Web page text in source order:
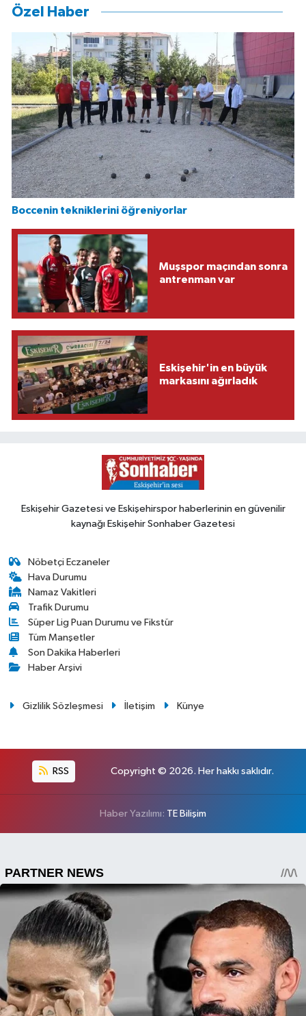
Özel Haber
Boccenin tekniklerini öğreniyorlar
Muşspor maçından sonra
antrenman var
Eskişehir'in en büyük
markasını ağırladık
Eskişehir Gazetesi ve Eskişehirspor haberlerinin en güvenilir
kaynağı Eskişehir Sonhaber Gazetesi
Nöbetçi Eczaneler
Hava Durumu
Namaz Vakitleri
Trafik Durumu
Süper Lig Puan Durumu ve Fikstür
Tüm Manşetler
Son Dakika Haberleri
Haber Arşivi
Gizlilik Sözleşmesi İletişim Künye
RSS Copyright © 2026. Her hakkı saklıdır.
Haber Yazılımı: TE Bilişim